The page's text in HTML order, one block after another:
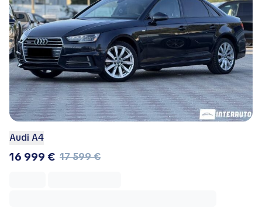
Audi A4
16 999 € 17 599 €